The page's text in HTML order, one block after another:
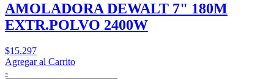
AMOLADORA DEWALT 7" 180M
EXTR.POLVO 2400W
$15.297
Agregar al Carrito
-